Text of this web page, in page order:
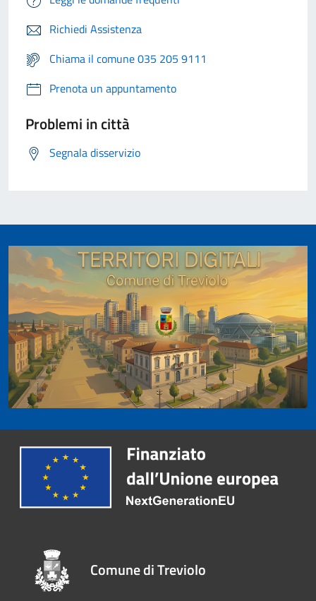
Richiedi Assistenza
Chiama il comune 035 205 9111
Prenota un appuntamento
Problemi in città
Segnala disservizio
Comune di Treviolo